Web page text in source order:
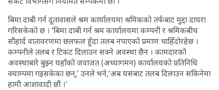
बिमा दाबी गर्न दूतावासले श्रम कार्यालयमा श्रमिकको तर्फबाट मुद्दा दायरा
गरिसकेको छ । ‘बिमा दाबी गर्न श्रम कार्यालयमा कम्पनी र श्रमिकबीच
सौहार्द वातावरणमा छलफल हुँदा तलब नपाएको प्रमाण चाहिँदोरहेछ ।
कम्पनीले तलब र टिकट दिलाउन सक्ने अवस्था छैन । कामदारको
अवस्थाबारे बुझ्न यहाँको जवाजत (अध्यागमन) कार्यालयको प्रतिनिधि
क्याम्पमा गइसकेका छन्,’ उनले भने,‘अब यसबाट तलब दिलाउन सकिनेमा
हामी आशावादी छौं ।’